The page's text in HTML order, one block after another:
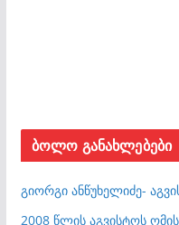
ბოლო განახლებები
გიორგი ანწუხელიძე-
2008 წლის აგვისტოს